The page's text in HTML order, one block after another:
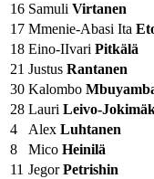
16 Samuli Virtanen
17 Mmenie-Abasi Ita
18 Eino-IIvari Pitkälä
21 Justus Rantanen
30 Kalombo
28 Lauri Leivo-
4
Alex Luhtanen
8
Mico Heinilä
11 JegorPetrishin